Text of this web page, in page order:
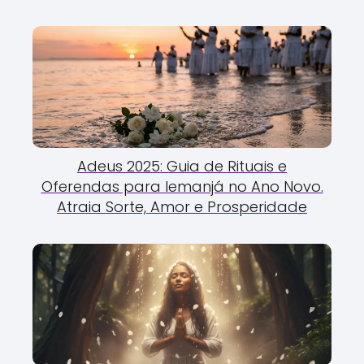
Adeus 2025: Guia de Rituais e
Oferendas para Iemanjá no Ano Novo.
Atraia Sorte, Amor e Prosperidade